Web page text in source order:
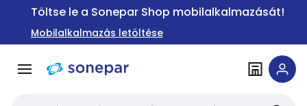
Ugrás a
Ugrás a
tartalomra
Töltse le a Sonepar Shop mobilalkalmazását!
Mobilalkalmazás letöltése